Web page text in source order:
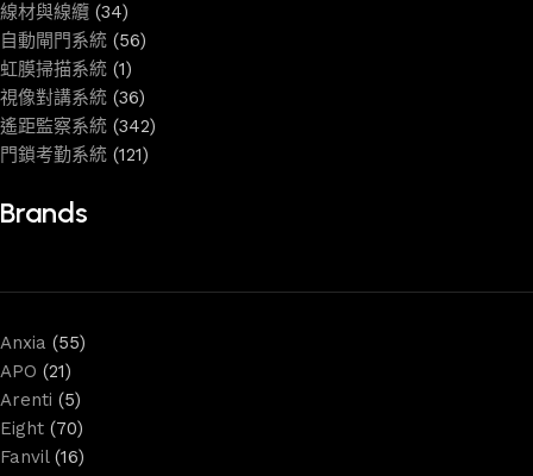
線材與線纜 (34)
自動閘門系統 (56)
虹膜掃描系統 (1)
視像對講系統 (36)
遙距監察系統 (342)
門鎖考勤系統 (121)
Brands
Anxia (55)
APO (21)
Arenti (5)
Eight (70)
Fanvil(16)